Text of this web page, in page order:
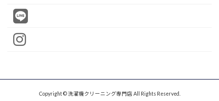
Copyright © 洗濯機クリーニング専門店 All Rights Reserved.